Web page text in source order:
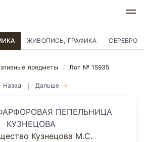
ЖИВОПИСЬ, ГРАФИКА СЕРЕБРО
предметы Лот № 15935
Назад Дальше
ПЕПЕЛЬНИЦА
КУЗНЕЦОВА
Кузнецова М.С.